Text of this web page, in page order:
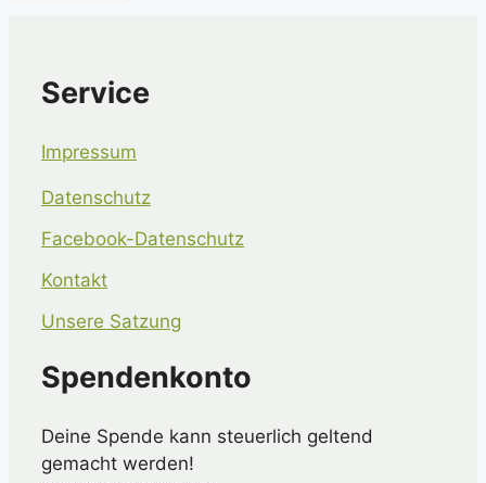
Service
Impressum
Datenschutz
Facebook-Datenschutz
Kontakt
Unsere Satzung
Spendenkonto
Deine Spende kann steuerlich geltend
gemacht werden!